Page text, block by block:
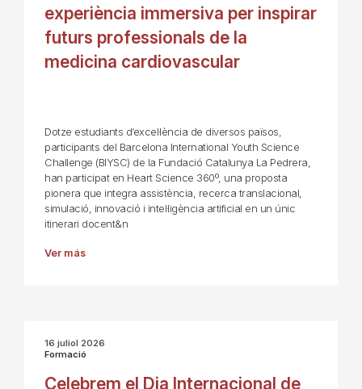
experiència immersiva per inspirar
futurs professionals de la
medicina cardiovascular
Dotze estudiants d’excel·lència de diversos països,
participants del Barcelona International Youth Science
Challenge (BIYSC) de la Fundació Catalunya La Pedrera,
han participat en Heart Science 360º, una proposta
pionera que integra assistència, recerca translacional,
simulació, innovació i intel·ligència artificial en un únic
itinerari docent&n
Ver más
16 juliol 2026
Formació
Celebrem el Dia Internacional de